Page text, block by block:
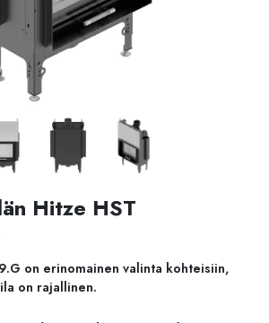
Hitze HST
on erinomainen valinta kohteisiin,
on rajallinen.